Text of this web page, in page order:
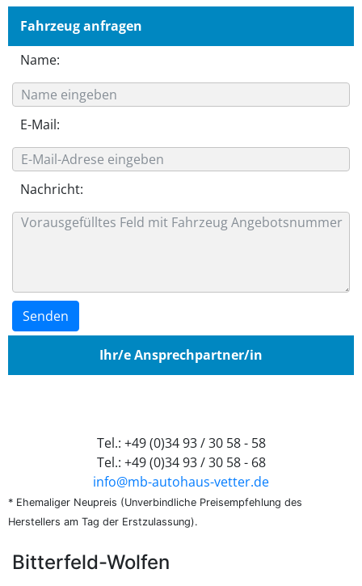
Fahrzeug anfragen
Name:
E-Mail:
Nachricht:
Ihr/e Ansprechpartner/in
Tel.: +49 (0)34 93 / 30 58 - 58
Tel.: +49 (0)34 93 / 30 58 - 68
info@mb-autohaus-vetter.de
* Ehemaliger Neupreis (Unverbindliche Preisempfehlung des
Herstellers am Tag der Erstzulassung).
Bitterfeld-Wolfen